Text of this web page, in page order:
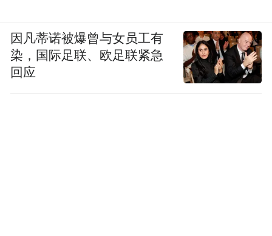
因凡蒂诺被爆曾与女员工有
染，国际足联、欧足联紧急
回应